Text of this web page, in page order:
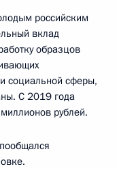
российским
вклад
образцов
социальной сферы,
С 2019 года
рублей.